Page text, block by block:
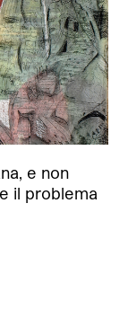
e non
il problema